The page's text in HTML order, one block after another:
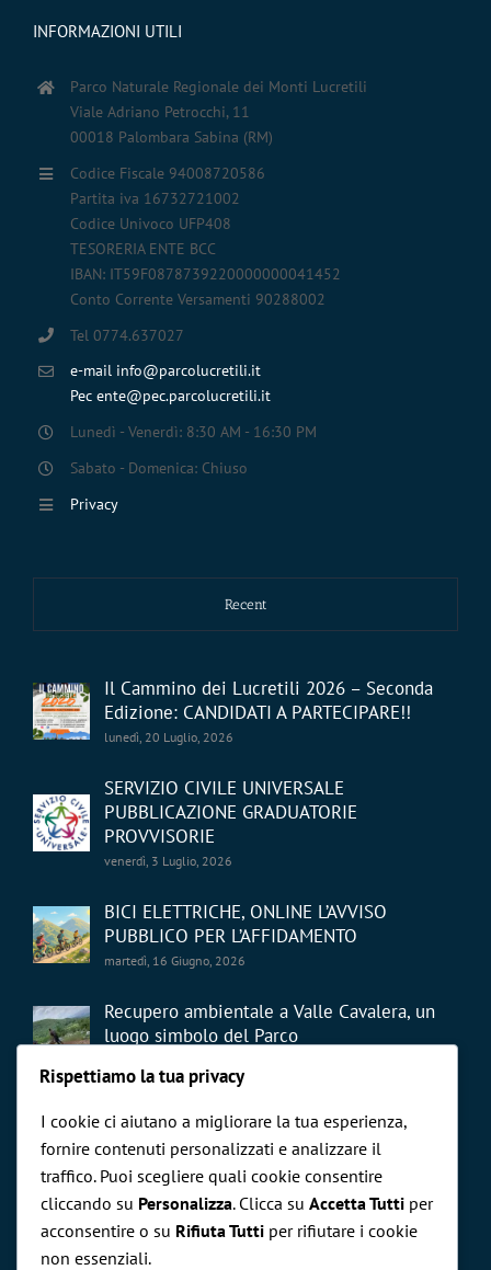
INFORMAZIONI UTILI
Parco Naturale Regionale dei Monti Lucretili
Viale Adriano Petrocchi, 11
00018 Palombara Sabina (RM)
Codice Fiscale 94008720586
Partita iva 16732721002
Codice Univoco UFP408
TESORERIA ENTE BCC
IBAN: IT59F0878739220000000041452
Conto Corrente Versamenti 90288002
Tel 0774.637027
e-mail info@parcolucretili.it
Pec ente@pec.parcolucretili.it
Lunedì - Venerdì: 8:30 AM - 16:30 PM
Sabato - Domenica: Chiuso
Privacy
Recent
Il Cammino dei Lucretili 2026 – Seconda
Edizione: CANDIDATI A PARTECIPARE!!
lunedì, 20 Luglio, 2026
SERVIZIO CIVILE UNIVERSALE
PUBBLICAZIONE GRADUATORIE
PROVVISORIE
venerdì, 3 Luglio, 2026
BICI ELETTRICHE, ONLINE L’AVVISO
PUBBLICO PER L’AFFIDAMENTO
martedì, 16 Giugno, 2026
Recupero ambientale a Valle Cavalera, un
luogo simbolo del Parco
CERCA NEL SITO
Cerca
Rispettiamo la tua privacy
I cookie ci aiutano a migliorare la tua esperienza,
fornire contenuti personalizzati e analizzare il
traffico. Puoi scegliere quali cookie consentire
cliccando su Personalizza. Clicca su Accetta Tutti per
acconsentire o su Rifiuta Tutti per rifiutare i cookie
non essenziali.